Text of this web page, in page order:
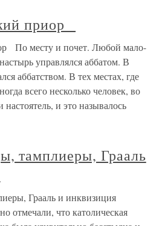
приор
По месту и почет. Любой мало-
управлялся аббатом. В
аббатством. В тех местах, где
всего несколько человек, во
настоятель, и это называлось
тамплиеры, Грааль
Грааль и инквизиция
отмечали, что католическая